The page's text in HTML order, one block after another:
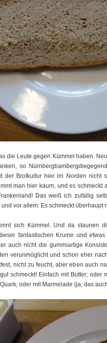
die Leute gegen Kümmel haben.
so
der Brotkultur hier im Norden nicht
man hier kaum, und es schmeckt
Das weiß ich zufällig
vor allem: Es schmeckt überhaupt
sich Kümmel. Und da staunen
fantastischen Krume und
auch nicht die gummiartige
verunmöglicht und schon eher
nicht zu feucht, aber eben auch
schmeckt! Einfach mit Butter; oder
oder mit Marmelade (ja, das